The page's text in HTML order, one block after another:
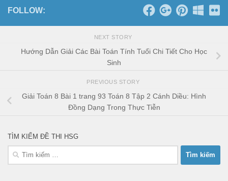
FOLLOW:
NEXT STORY
Hướng Dẫn Giải Các Bài Toán Tính Tuổi Chi Tiết Cho Học
Sinh
PREVIOUS STORY
Giải Toán 8 Bài 1 trang 93 Toán 8 Tập 2 Cánh Diều: Hình
Đồng Dạng Trong Thực Tiễn
TÌM KIẾM ĐỀ THI HSG
Tìm